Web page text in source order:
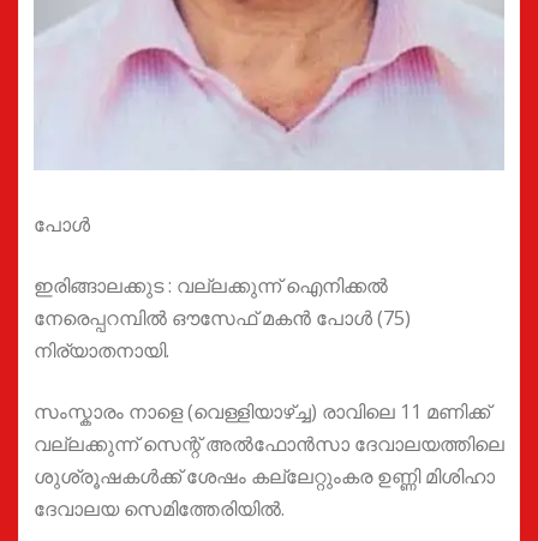
പോൾ
ഇരിങ്ങാലക്കുട : വല്ലക്കുന്ന് ഐനിക്കൽ
നേരെപ്പറമ്പിൽ ഔസേഫ് മകൻ പോൾ (75)
നിര്യാതനായി.
സംസ്കാരം നാളെ (വെള്ളിയാഴ്ച്ച) രാവിലെ 11 മണിക്ക്
വല്ലക്കുന്ന് സെന്റ് അൽഫോൻസാ ദേവാലയത്തിലെ
ശുശ്രൂഷകൾക്ക് ശേഷം കല്ലേറ്റുംകര ഉണ്ണി മിശിഹാ
ദേവാലയ സെമിത്തേരിയിൽ.